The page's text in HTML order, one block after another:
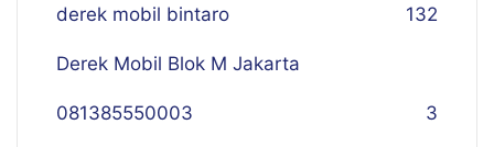
derek mobil bintaro 132
Derek Mobil Blok M Jakarta
081385550003 3